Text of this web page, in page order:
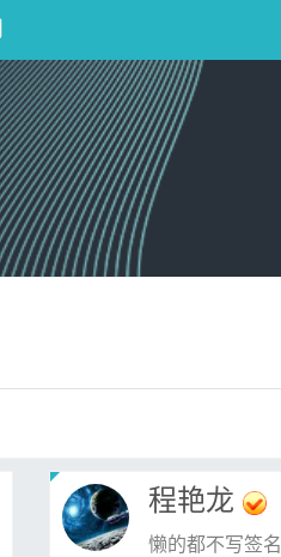
程艳龙
懒的都不写签名